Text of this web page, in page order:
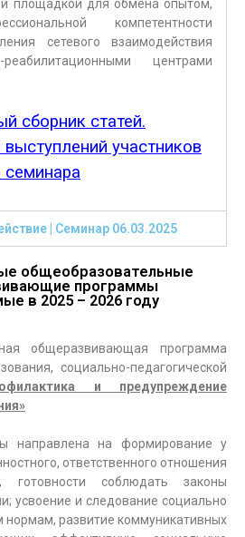
площадкой для обмена опытом,
компетентности
сетевого взаимодействия
центрами
сборник статей.
участников
семинара
| Семинар 06.03.2025
общеобразовательные
программы
в 2025 – 2026 году
общеразвивающая программа
социально-педагогической
и предупреждение
направлена на формирование у
ответственного отношения
соблюдать законы
усвоение и следование социально
развитие коммуникативных